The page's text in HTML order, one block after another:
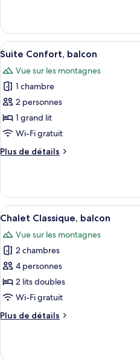
vue
montagne
le
type
de
Suite
Deluxe,
balcon,
vue
montagne
Afficher
toutes
les
photos
pour
ce
type
chambre :
balcon
6
Suite Confort, balcon
Vue sur les montagnes
1 chambre
2 personnes
1 grand lit
Wi-Fi gratuit
Plus de détails
Plus
le
type
de
Suite
Confort,
balcon
Afficher
toutes
les
photos
pour
ce
type
chambre :
10
Chalet Classique, balcon
Vue sur les montagnes
2 chambres
4 personnes
2 lits doubles
Wi-Fi gratuit
Plus de détails
Plus